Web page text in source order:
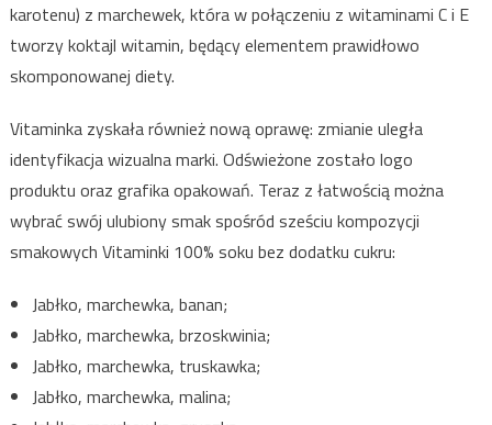
karotenu) z marchewek, która w połączeniu z witaminami C i E
tworzy koktajl witamin, będący elementem prawidłowo
skomponowanej diety.
Vitaminka zyskała również nową oprawę: zmianie uległa
identyfikacja wizualna marki. Odświeżone zostało logo
produktu oraz grafika opakowań. Teraz z łatwością można
wybrać swój ulubiony smak spośród sześciu kompozycji
smakowych Vitaminki 100% soku bez dodatku cukru:
Jabłko, marchewka, banan;
Jabłko, marchewka, brzoskwinia;
Jabłko, marchewka, truskawka;
Jabłko, marchewka, malina;